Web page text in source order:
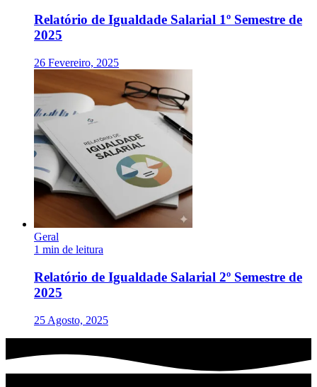
Relatório de Igualdade Salarial 1º Semestre de
2025
26 Fevereiro, 2025
Geral
1 min de leitura
Relatório de Igualdade Salarial 2º Semestre de
2025
25 Agosto, 2025